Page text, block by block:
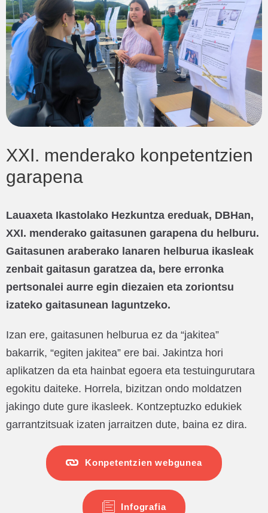
XXI. menderako konpetentzien
garapena
Lauaxeta Ikastolako Hezkuntza ereduak, DBHan,
XXI. menderako gaitasunen garapena du helburu.
Gaitasunen araberako lanaren helburua ikasleak
zenbait gaitasun garatzea da, bere erronka
pertsonalei aurre egin diezaien eta zoriontsu
izateko gaitasunean laguntzeko.
Izan ere, gaitasunen helburua ez da “jakitea”
bakarrik, “egiten jakitea” ere bai. Jakintza hori
aplikatzen da eta hainbat egoera eta testuingurutara
egokitu daiteke. Horrela, bizitzan ondo moldatzen
jakingo dute gure ikasleek. Kontzeptuzko edukiek
garrantzitsuak izaten jarraitzen dute, baina ez dira.
Konpetentzien webgunea
Infografia